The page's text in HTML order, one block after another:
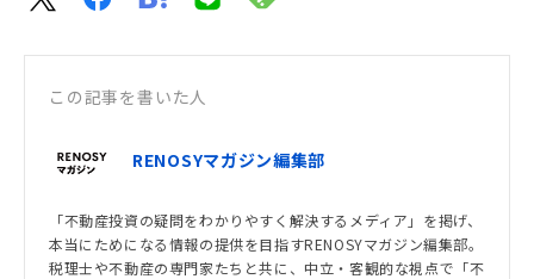
この記事を書いた人
RENOSYマガジン編集部
「不動産投資の疑問をわかりやすく解決するメディア」を掲げ、
本当にためになる情報の提供を目指すRENOSYマガジン編集部。
税理士や不動産の専門家たちと共に、中立・客観的な視点で「不